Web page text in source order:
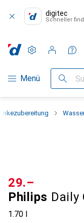
digitec
Schneller
Navigation nach
Menü Suche
Einstellungen
Kundenkonto
Vergleichslisten
Merklisten
Warenkorb
Philips Daily
1.70 l
CHF
29.–